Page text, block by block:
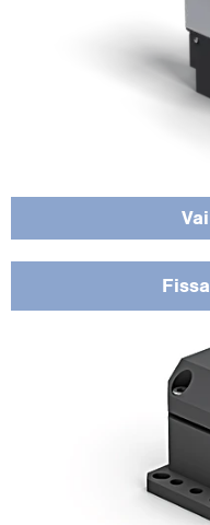
Offre op­zio­ni di mon­tag­gio
Di­spo­ni­bi­li in di­ver­se lun­ghez­ze
per la